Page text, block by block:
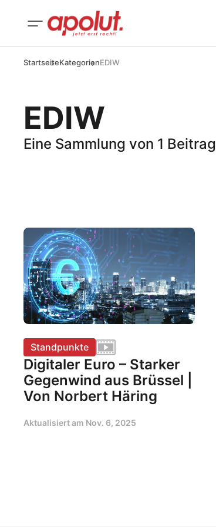
StartseiteKategorienEDIW
EDIW
Eine Sammlung von 1 Beitrag
Standpunkte
Digitaler Euro – Starker
Gegenwind aus Brüssel |
Von Norbert Häring
Aktualisiert am Nov. 6, 2025